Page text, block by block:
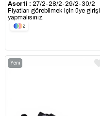
Asorti : 27/2-28/2-29/2-30/2
Fiyatları görebilmek için üye girişi
yapmalısınız.
2
Yeni